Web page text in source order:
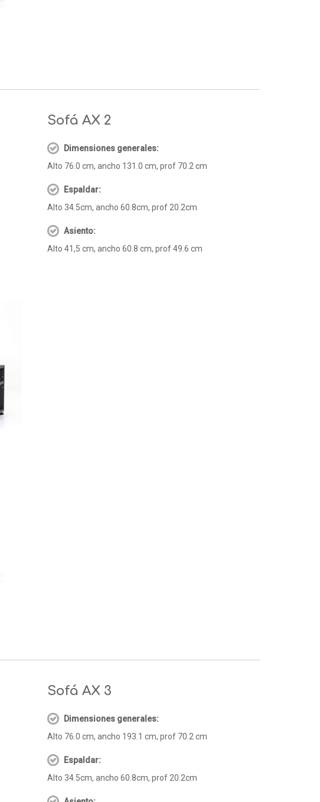
Sofá AX 2
Dimensiones generales:
Alto 76.0 cm, ancho 131.0 cm, prof 70.2 cm
Espaldar:
Alto 34.5cm, ancho 60.8cm, prof 20.2cm
Asiento:
Alto 41,5 cm, ancho 60.8 cm, prof 49.6 cm
Sofá AX 3
Dimensiones generales:
Alto 76.0 cm, ancho 193.1 cm, prof 70.2 cm
Espaldar:
Alto 34.5cm, ancho 60.8cm, prof 20.2cm